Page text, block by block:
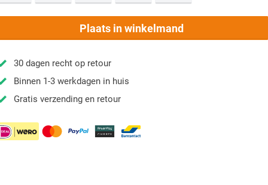
Plaats in winkelmand
30 dagen recht op retour
Binnen 1-3 werkdagen in huis
Gratis verzending en retour